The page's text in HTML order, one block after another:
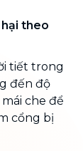
theo
tiết trong
đến độ
che để
cổng bị